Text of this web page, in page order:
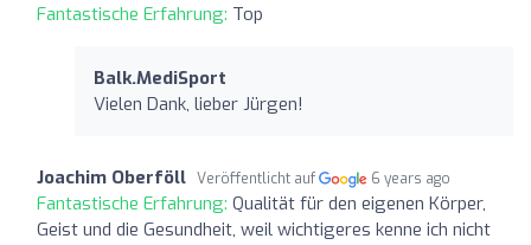
Fantastische Erfahrung: Top
Balk.MediSport
Vielen Dank, lieber Jürgen!
Joachim Oberföll Veröffentlicht auf 6 years ago
Fantastische Erfahrung: Qualität für den eigenen Körper,
Geist und die Gesundheit, weil wichtigeres kenne ich nicht